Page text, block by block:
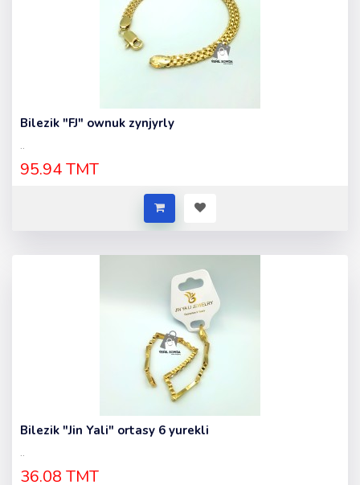
Bilezik "FJ" ownuk zynjyrly
..
95.94 TMT
Bilezik "Jin Yali" ortasy 6 yurekli
..
36.08 TMT